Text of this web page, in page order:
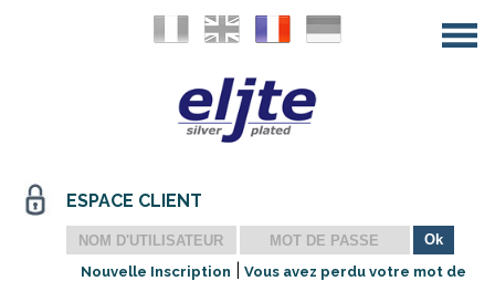
ESPACE CLIENT
Nouvelle Inscription Vous avez perdu votre mot de